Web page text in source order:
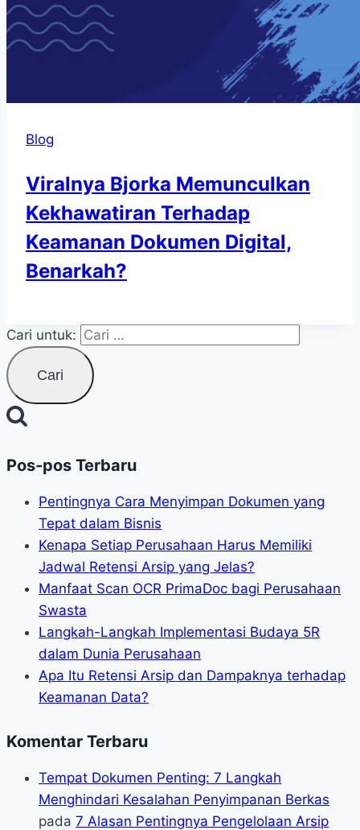
Blog
Viralnya Bjorka Memunculkan
Kekhawatiran Terhadap
Keamanan Dokumen Digital,
Benarkah?
Cari untuk:
Pos-pos Terbaru
Pentingnya Cara Menyimpan Dokumen yang
Tepat dalam Bisnis
Kenapa Setiap Perusahaan Harus Memiliki
Jadwal Retensi Arsip yang Jelas?
Manfaat Scan OCR PrimaDoc bagi Perusahaan
Swasta
Langkah-Langkah Implementasi Budaya 5R
dalam Dunia Perusahaan
Apa Itu Retensi Arsip dan Dampaknya terhadap
Keamanan Data?
Komentar Terbaru
Tempat Dokumen Penting: 7 Langkah
Menghindari Kesalahan Penyimpanan Berkas
pada 7 Alasan Pentingnya Pengelolaan Arsip